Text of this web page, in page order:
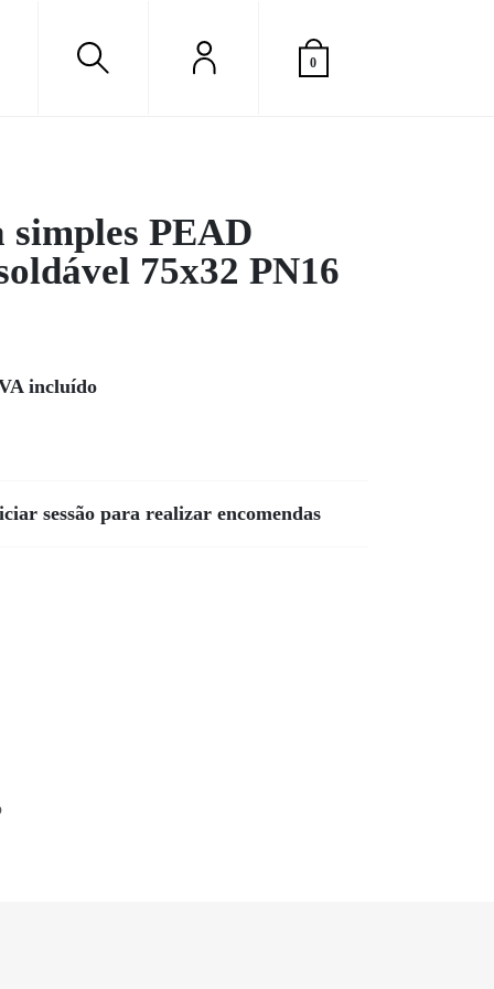
0
simples PEAD
75x32 PN16
incluído
sessão para realizar encomendas